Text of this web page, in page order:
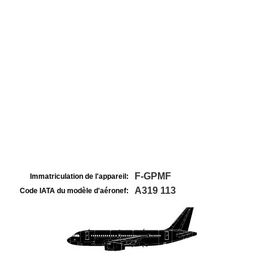
Immatriculation de l'appareil: F-GPMF
Code IATA du modèle d'aéronef: A319 113